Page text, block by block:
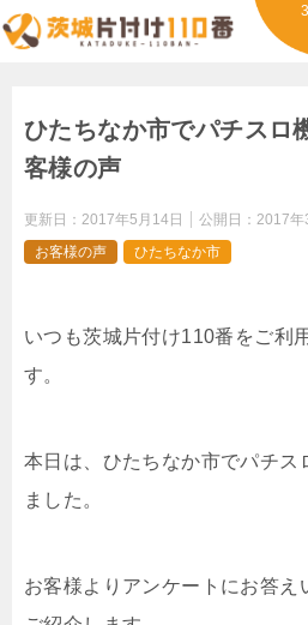
ひたちなか市でパチス
客様の声
更新日： 2017年5月14日 公開日： 2017年
お客様の声
ひたちなか市
いつも茨城片付け110番をご利
す。
本日は、ひたちなか市でパチス
ました。
お客様よりアンケートにお答え